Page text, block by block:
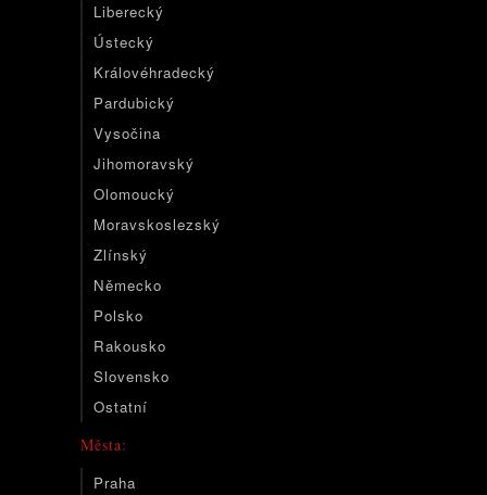
Liberecký
Ústecký
Královéhradecký
Pardubický
Vysočina
Jihomoravský
Olomoucký
Moravskoslezský
Zlínský
Německo
Polsko
Rakousko
Slovensko
Ostatní
Města:
Praha